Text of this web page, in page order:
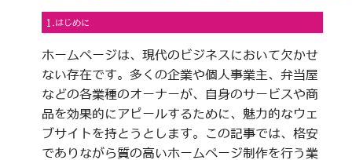
1.はじめに
ホームページは、現代のビジネスにおいて欠かせ
ない存在です。多くの企業や個人事業主、弁当屋
などの各業種のオーナーが、自身のサービスや商
品を効果的にアピールするために、魅力的なウェ
ブサイトを持とうとします。この記事では、格安
でありながら質の高いホームページ制作を行う業